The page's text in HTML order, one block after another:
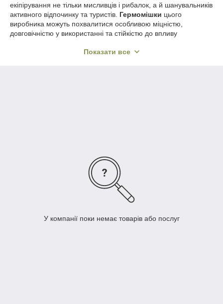
екіпірування не тільки мисливців і рибалок, а й шанувальників
активного відпочинку та туристів. Гермомішки цього
виробника можуть похвалитися особливою міцністю,
довговічністю у використанні та стійкістю до впливу
водонепроникності, всі Ваші речі та снасті залишатимуться
Показати все
У компанії поки немає товарів або послуг